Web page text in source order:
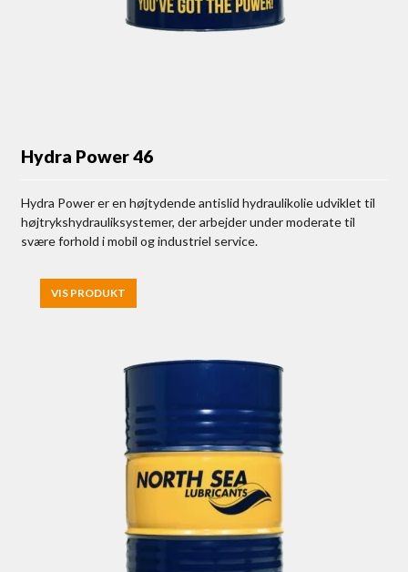
Hydra Power 46
Hydra Power er en højtydende antislid hydraulikolie udviklet til
højtrykshydrauliksystemer, der arbejder under moderate til
svære forhold i mobil og industriel service.
VIS PRODUKT